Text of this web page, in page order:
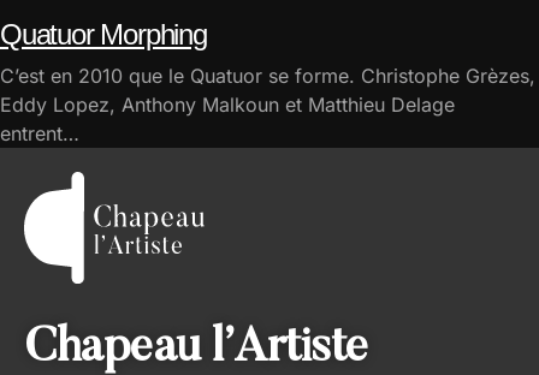
Quatuor Morphing
C’est en 2010 que le Quatuor se forme. Christophe Grèzes,
Eddy Lopez, Anthony Malkoun et Matthieu Delage
entrent…
Chapeau l’Artiste